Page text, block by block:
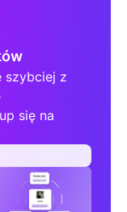
szybciej z
się na